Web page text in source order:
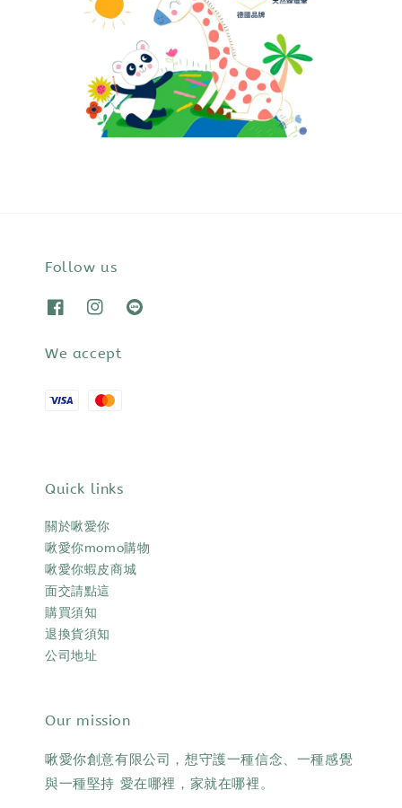
Follow us
We accept
Quick links
關於啾愛你
啾愛你momo購物
啾愛你蝦皮商城
面交請點這
購買須知
退換貨須知
公司地址
Our mission
啾愛你創意有限公司，想守護一種信念、一種感覺
與一種堅持 愛在哪裡，家就在哪裡。